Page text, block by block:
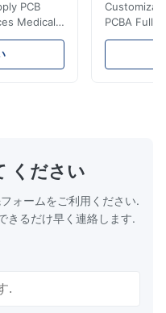
PCB
Medical
PCBA
Circuit
High -
various
2.Features
PCBA Full
Supplier 1.
10+ years
ください
ォームをご利用ください.
きるだけ早く連絡します.